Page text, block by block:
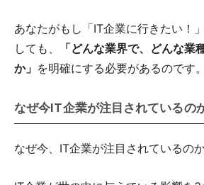
あなたがもし「IT企業に行きたい！
しても、
「どんな業界で、どんな業
か」 を明確にする必要があるのです。
なぜ今IT企業が注目されているの
なぜ今、IT企業が注目されているのか